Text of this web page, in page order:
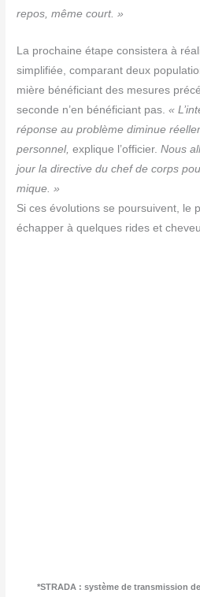
repos, même court. »
La pro­chaine étape consis­te­ra à
sim­pli­fiée, com­pa­rant deux
mière béné­fi­ciant des mesures
seconde n’en béné­fi­ciant pas.«
réponse au pro­blème dimi­nue
per­son­nel, explique l’officier.Nous
jour la direc­tive du chef de corps
mique. »
Si ces évo­lu­tions se pour­suivent, le
échap­per à quelques rides et
*STRADA : sys­tème de trans­mis­sion